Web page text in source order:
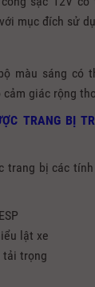
mục đích sử
màu sáng có
giác rộng
TRANG BỊ
trang bị các
lật xe
tải trọng